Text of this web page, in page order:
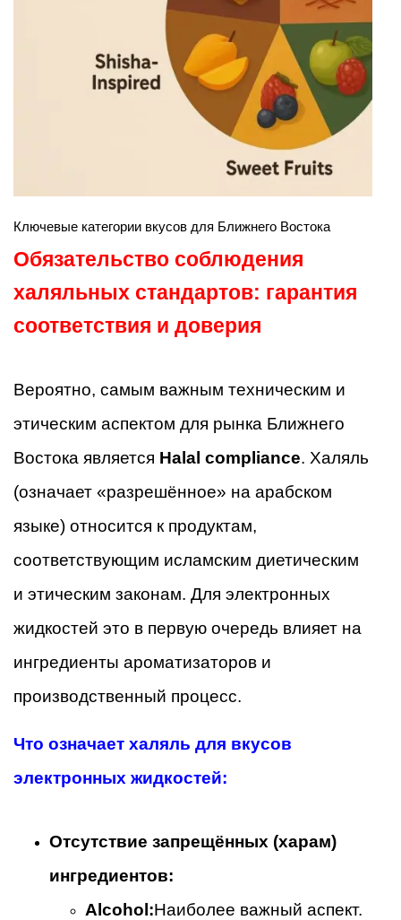
Ключевые категории вкусов для Ближнего Востока
Обязательство соблюдения
халяльных стандартов: гарантия
соответствия и доверия
Вероятно, самым важным техническим и
этическим аспектом для рынка Ближнего
Востока является Halal compliance. Халяль
(означает «разрешённое» на арабском
языке) относится к продуктам,
соответствующим исламским диетическим
и этическим законам. Для электронных
жидкостей это в первую очередь влияет на
ингредиенты ароматизаторов и
производственный процесс.
Что означает халяль для вкусов
электронных жидкостей:
Отсутствие запрещённых (харам)
ингредиентов:
Alcohol:Наиболее важный аспект.